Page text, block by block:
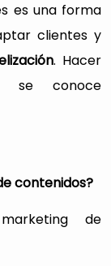
es una forma
clientes y
. Hacer
se conoce
contenidos?
de